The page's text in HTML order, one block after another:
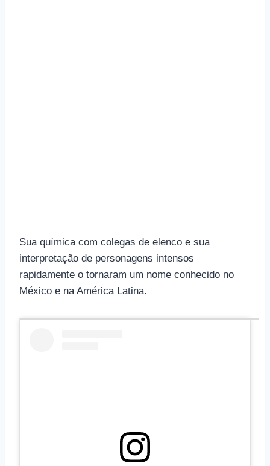
Sua química com colegas de elenco e sua
interpretação de personagens intensos
rapidamente o tornaram um nome conhecido no
México e na América Latina.